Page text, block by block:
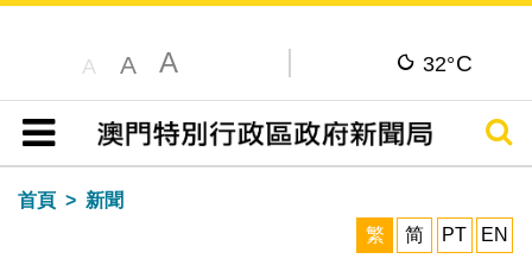
A A A 32°C
目錄
搜尋
首頁
新聞
繁
简 PT EN